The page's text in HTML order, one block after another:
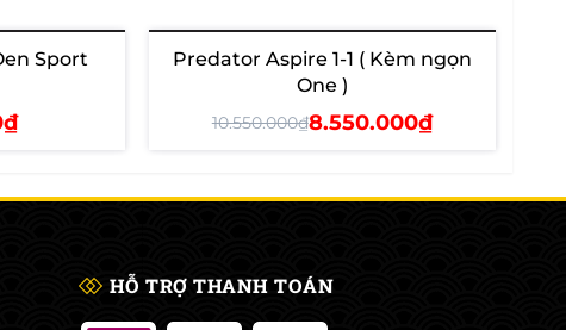
Sport Hết hàng
Predator Aspire 1-1 ( Kèm ngọn
One )
10.550.000₫8.550.000₫
HỖ TRỢ THANH TOÁN